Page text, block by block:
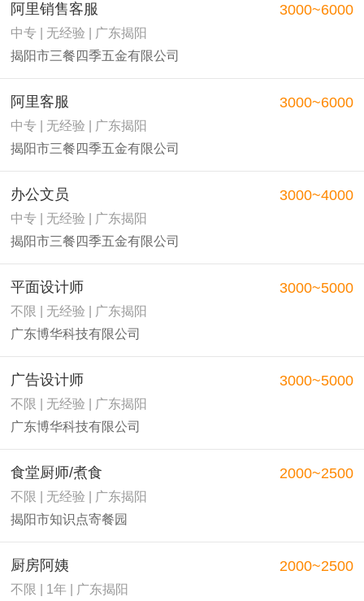
阿里销售客服
中专 | 无经验 | 广东揭阳
揭阳市三餐四季五金有限公司
3000~6000
阿里客服
中专 | 无经验 | 广东揭阳
揭阳市三餐四季五金有限公司
3000~6000
办公文员
中专 | 无经验 | 广东揭阳
揭阳市三餐四季五金有限公司
3000~4000
平面设计师
不限 | 无经验 | 广东揭阳
广东博华科技有限公司
3000~5000
广告设计师
不限 | 无经验 | 广东揭阳
广东博华科技有限公司
3000~5000
食堂厨师/煮食
不限 | 无经验 | 广东揭阳
揭阳市知识点寄餐园
2000~2500
厨房阿姨
不限 | 1年 | 广东揭阳
2000~2500